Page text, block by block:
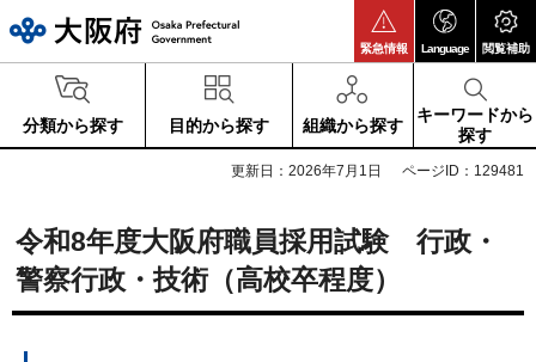
緊急情報 Language 閲覧補助
分類から探す 目的から探す 組織から探す
キーワードから
探す
更新日：2026年7月1日 ページID：129481
令和8年度大阪府職員採用試験 行政・
警察行政・技術（高校卒程度）